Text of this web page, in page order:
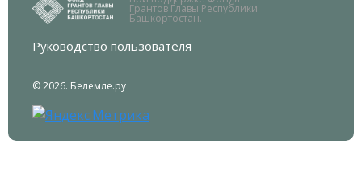
Грантов Главы Республики
Башкортостан.
Руководство пользователя
© 2026. Белемле.ру